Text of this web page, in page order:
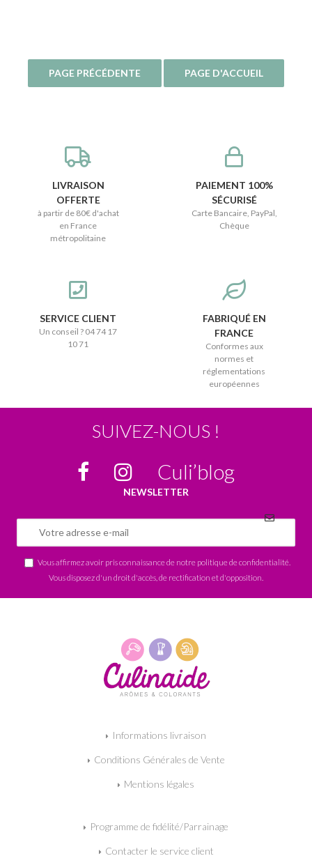
LIVRAISON
OFFERTE
à partir de 80€ d'achat
en France
métropolitaine
PAIEMENT 100%
SÉCURISÉ
Carte Bancaire, PayPal,
Chèque
SERVICE CLIENT
Un conseil ? 04 74 17
10 71
FABRIQUÉ EN
FRANCE
Conformes aux
normes et
réglementations
européennes
SUIVEZ-NOUS !
Culi’blog
NEWSLETTER
Vous affirmez avoir pris connaissance de notre politique de confidentialité
Vous disposez d'un droit d'accès, de rectification et d'opposition.
Informations livraison
Conditions Générales de Vente
Mentions légales
Programme de fidélité/Parrainage
Contacter le service client